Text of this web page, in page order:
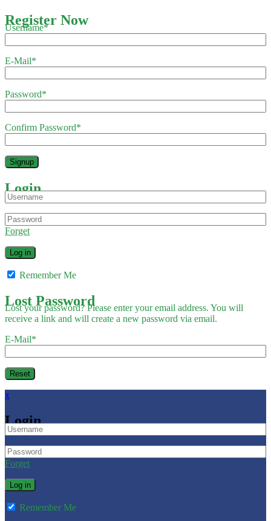
Register Now
Username*
E-Mail*
Password*
Confirm Password*
Login
Forget
Remember Me
Lost Password
Lost your password? Please enter your email address. You will
receive a link and will create a new password via email.
E-Mail*
x
Login
Forget
Remember Me